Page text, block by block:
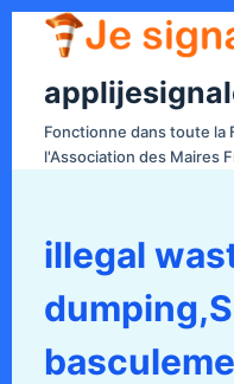
Fonctionne dans toute la
l'Association des Maires
illegal